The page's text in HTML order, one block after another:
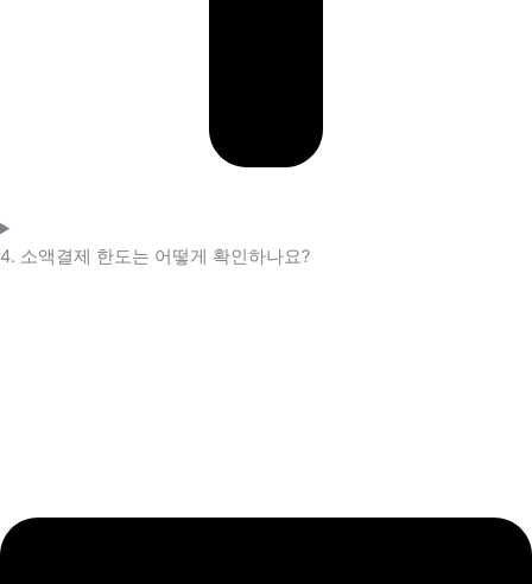
4. 소액결제 한도는 어떻게 확인하나요?